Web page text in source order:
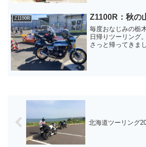
MOTU...
Z1100R Z1100R：秋の
毎度おなじみの栃
日帰りツーリング
さっと帰ってきま
北海道ツーリング